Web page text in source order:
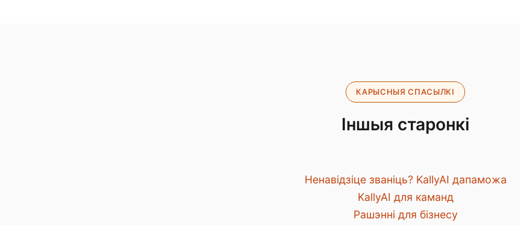
КАРЫСНЫЯ СПАСЫЛКІ
Іншыя старонкі
Ненавідзіце званіць? KallyAI дапаможа
KallyAI для каманд
Рашэнні для бізнесу